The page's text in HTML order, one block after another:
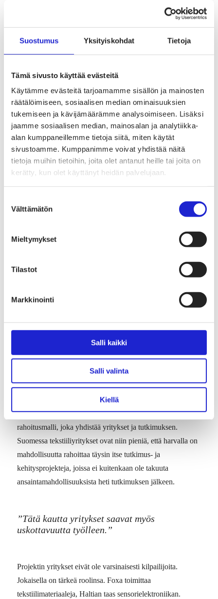
Suostumus Yksityiskohdat Tietoja
Tämä sivusto käyttää evästeitä
Käytämme evästeitä tarjoamamme sisällön ja mainosten
räätälöimiseen, sosiaalisen median ominaisuuksien
tukemiseen ja kävijämäärämme analysoimiseen. Lisäksi
jaamme sosiaalisen median, mainosalan ja analytiikka-
alan kumppaneillemme tietoja siitä, miten käytät
sivustoamme. Kumppanimme voivat yhdistää näitä
tietoja muihin tietoihin, joita olet antanut heille tai joita on
kerätty, kun olet käyttänyt heidän palvelujaan.
valinta
Välttämätön
Mieltymykset
Tilastot
Markkinointi
Salli kaikki
Salli valinta
Kiellä
Tämä projekti sai alkunsa Aallon omasta tutkimuksesta.
Kun ensimmäiset tulokset näyttivät lupaavilta, kartoitimme,
kenen liiketoimintaa tämä voisi hyödyttää. Yhteistyötä
helpotti Business Finlandin uusi Co-Innovation-
rahoitusmalli, joka yhdistää yritykset ja tutkimuksen.
Suomessa tekstiiliyritykset ovat niin pieniä, että harvalla on
mahdollisuutta rahoittaa täysin itse tutkimus- ja
kehitysprojekteja, joissa ei kuitenkaan ole takuuta
ansaintamahdollisuuksista heti tutkimuksen jälkeen.
”Tätä kautta yritykset saavat myös
uskottavuutta työlleen.”
Projektin yritykset eivät ole varsinaisesti kilpailijoita.
Jokaisella on tärkeä roolinsa. Foxa toimittaa
tekstiilimateriaaleja, Haltian taas sensorielektroniikan.